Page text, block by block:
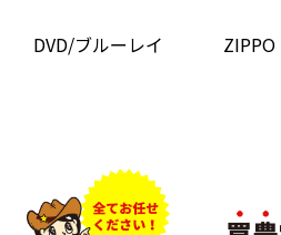
DVD/ブルーレイ ZIPPO